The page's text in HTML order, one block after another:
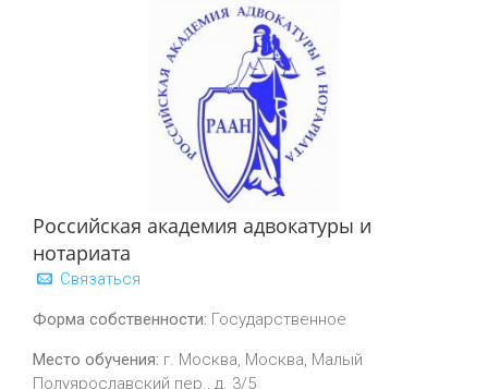
Российская академия адвокатуры и
нотариата
Связаться
Форма собственности: Государственное
Место обучения: г. Москва, Москва, Малый
Полуярославский пер., д. 3/5